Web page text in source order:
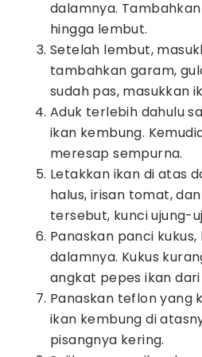
dalamnya.
hingga lembut.
Setelah lembut,
tambahkan garam,
sudah pas, masukkan
Aduk terlebih dahulu
ikan kembung.
meresap sempurna.
Letakkan ikan di atas
halus, irisan tomat,
tersebut, kunci ujung-
Panaskan panci
dalamnya. Kukus
angkat pepes ikan
Panaskan teflon yang
ikan kembung di
pisangnya kering.